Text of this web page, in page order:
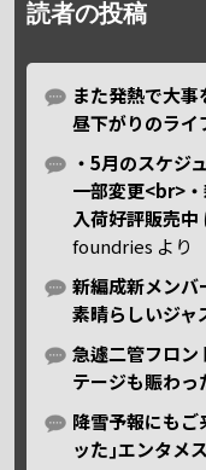
読者の投稿
また発熱で大
昼下がりのライ
・5月のスケジ
一部変更<br>
入荷好評販売中
foundries より
新編成新メン
素晴らしいジャ
急遽二管フロン
テージも賑わっ
降雪予報にもご
ッた｣エンタメ